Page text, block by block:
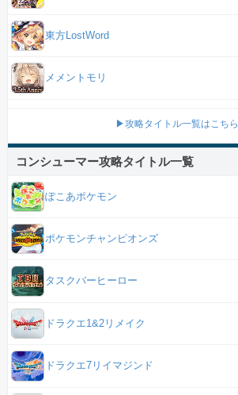
東方LostWord
メメントモリ
▶攻略タイトル一覧はこちら
コンシューマー攻略タイトル一覧
ぽこあポケモン
ポケモンチャンピオンズ
タスクバーヒーロー
ドラクエ1&2リメイク
ドラクエ7リイマジンド